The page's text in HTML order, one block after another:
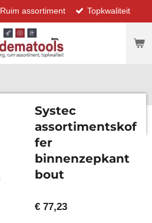
Ruim assortiment Topkwaliteit
Systec
assortimentskof
fer
binnenzepkant
bout
€ 77,23